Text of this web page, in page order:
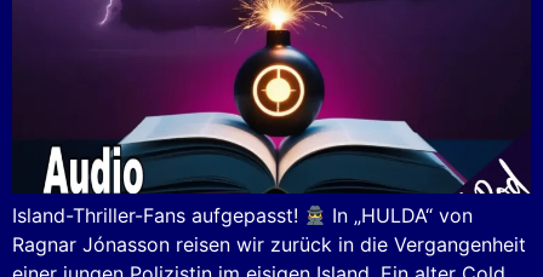
Island-Thriller-Fans aufgepasst!
In „HULDA“ von
Ragnar Jónasson reisen wir zurück in die Vergangenheit